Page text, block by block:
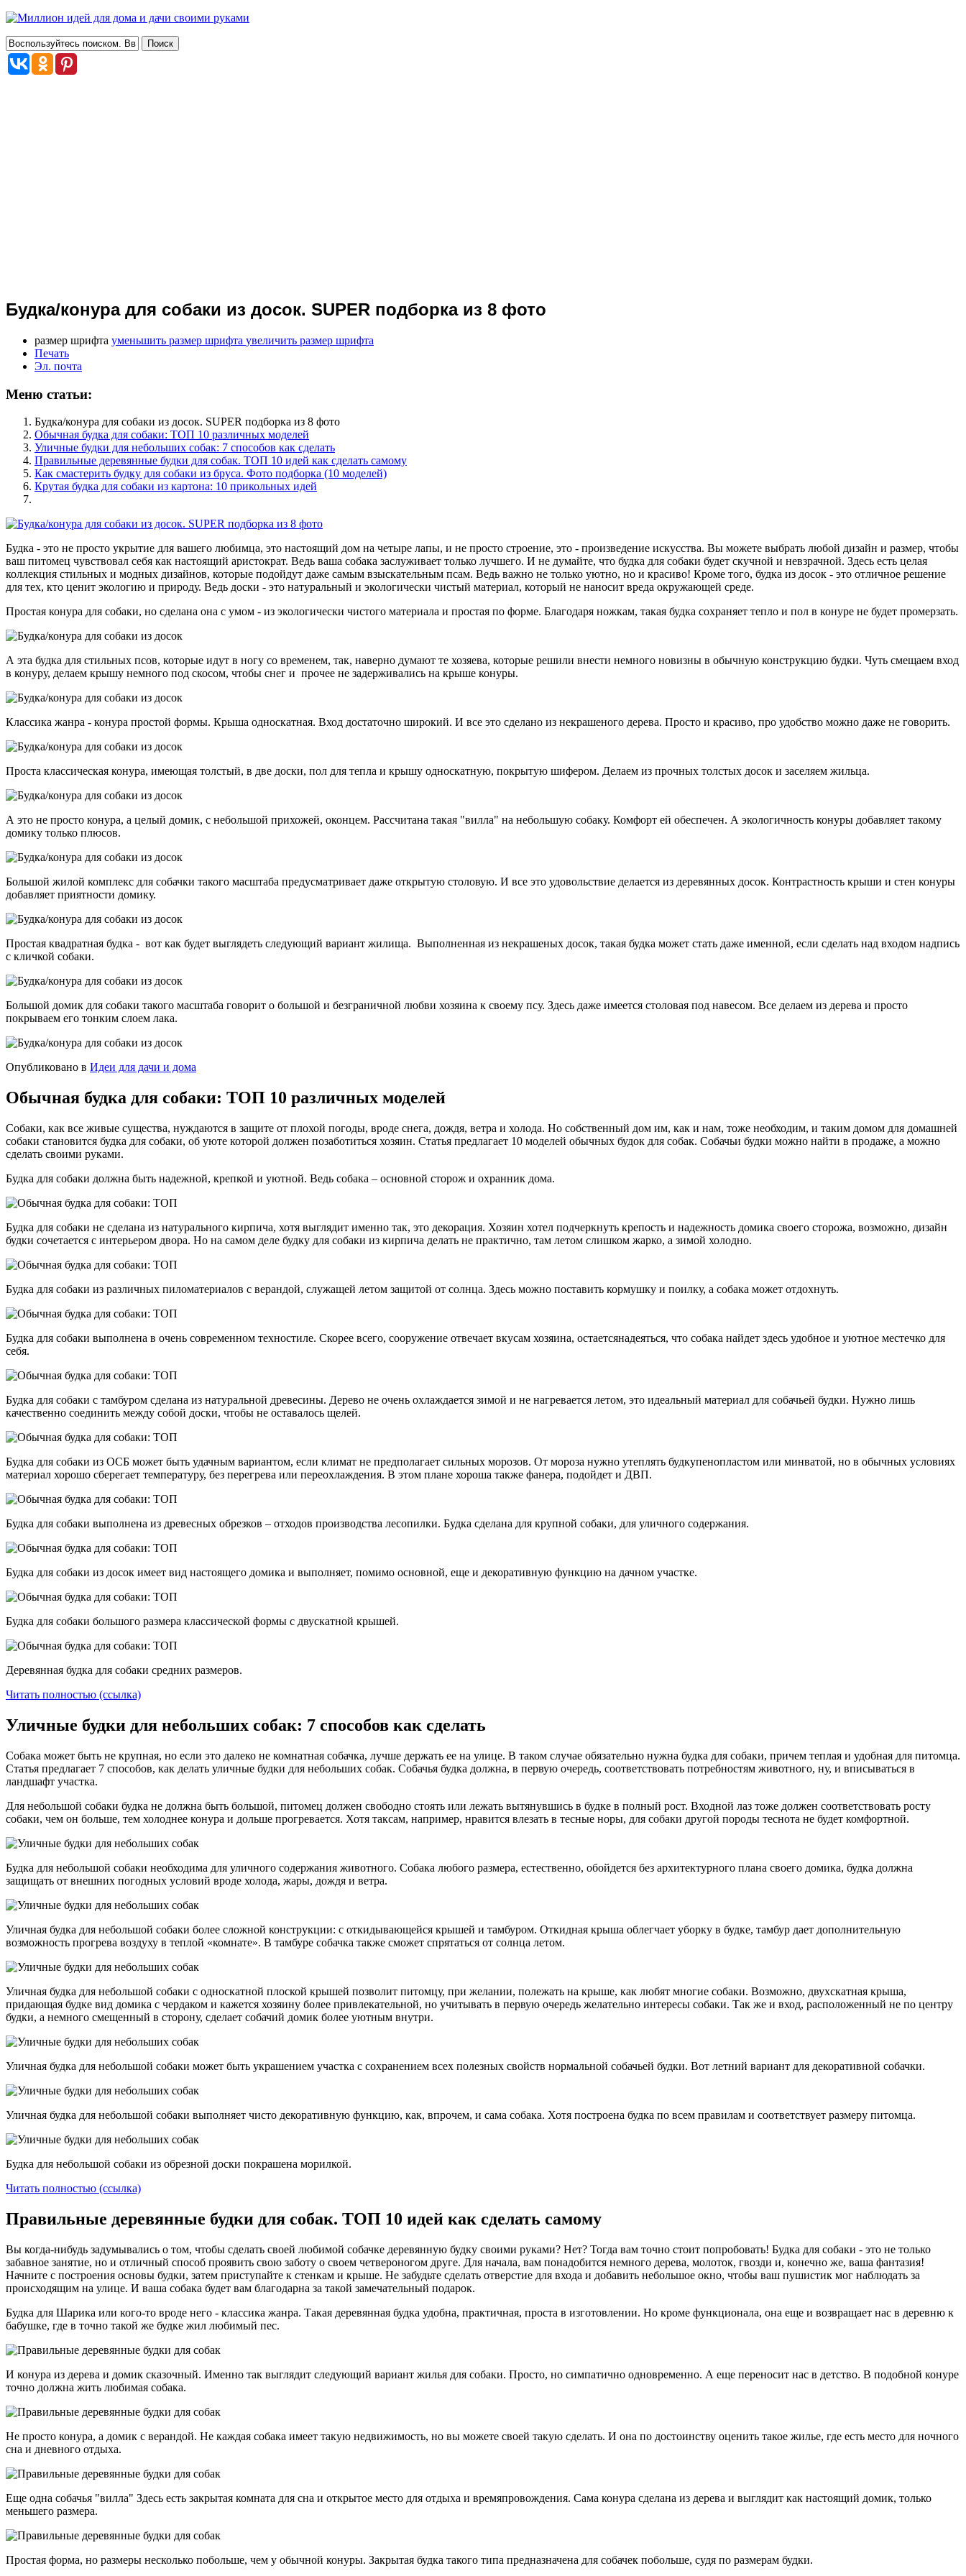
Будка/конура для собаки из досок. SUPER подборка из 8 фото
размер шрифта уменьшить размер шрифта увеличить размер шрифта
Печать
Эл. почта
Меню статьи:
Будка/конура для собаки из досок. SUPER подборка из 8 фото
Обычная будка для собаки: ТОП 10 различных моделей
Уличные будки для небольших собак: 7 способов как сделать
Правильные деревянные будки для собак. ТОП 10 идей как сделать самому
Как смастерить будку для собаки из бруса. Фото подборка (10 моделей)
Крутая будка для собаки из картона: 10 прикольных идей
Будка - это не просто укрытие для вашего любимца, это настоящий дом на четыре лапы, и не просто строение, это - произведение искусства. Вы можете выбрать любой дизайн и размер, чтобы
ваш питомец чувствовал себя как настоящий аристократ. Ведь ваша собака заслуживает только лучшего. И не думайте, что будка для собаки будет скучной и невзрачной. Здесь есть целая
коллекция стильных и модных дизайнов, которые подойдут даже самым взыскательным псам. Ведь важно не только уютно, но и красиво! Кроме того, будка из досок - это отличное решение
для тех, кто ценит экологию и природу. Ведь доски - это натуральный и экологически чистый материал, который не наносит вреда окружающей среде.
Простая конура для собаки, но сделана она с умом - из экологически чистого материала и простая по форме. Благодаря ножкам, такая будка сохраняет тепло и пол в конуре не будет промерзать.
А эта будка для стильных псов, которые идут в ногу со временем, так, наверно думают те хозяева, которые решили внести немного новизны в обычную конструкцию будки. Чуть смещаем вход
в конуру, делаем крышу немного под скосом, чтобы снег и прочее не задерживались на крыше конуры.
Классика жанра - конура простой формы. Крыша односкатная. Вход достаточно широкий. И все это сделано из некрашеного дерева. Просто и красиво, про удобство можно даже не говорить.
Проста классическая конура, имеющая толстый, в две доски, пол для тепла и крышу односкатную, покрытую шифером. Делаем из прочных толстых досок и заселяем жильца.
А это не просто конура, а целый домик, с небольшой прихожей, оконцем. Рассчитана такая "вилла" на небольшую собаку. Комфорт ей обеспечен. А экологичность конуры добавляет такому
домику только плюсов.
Большой жилой комплекс для собачки такого масштаба предусматривает даже открытую столовую. И все это удовольствие делается из деревянных досок. Контрастность крыши и стен конуры
добавляет приятности домику.
Простая квадратная будка - вот как будет выглядеть следующий вариант жилища. Выполненная из некрашеных досок, такая будка может стать даже именной, если сделать над входом надпись
с кличкой собаки.
Большой домик для собаки такого масштаба говорит о большой и безграничной любви хозяина к своему псу. Здесь даже имеется столовая под навесом. Все делаем из дерева и просто
покрываем его тонким слоем лака.
Опубликовано в Идеи для дачи и дома
Обычная будка для собаки: ТОП 10 различных моделей
Собаки, как все живые существа, нуждаются в защите от плохой погоды, вроде снега, дождя, ветра и холода. Но собственный дом им, как и нам, тоже необходим, и таким домом для домашней
собаки становится будка для собаки, об уюте которой должен позаботиться хозяин. Статья предлагает 10 моделей обычных будок для собак. Собачьи будки можно найти в продаже, а можно
сделать своими руками.
Будка для собаки должна быть надежной, крепкой и уютной. Ведь собака – основной сторож и охранник дома.
Будка для собаки не сделана из натурального кирпича, хотя выглядит именно так, это декорация. Хозяин хотел подчеркнуть крепость и надежность домика своего сторожа, возможно, дизайн
будки сочетается с интерьером двора. Но на самом деле будку для собаки из кирпича делать не практично, там летом слишком жарко, а зимой холодно.
Будка для собаки из различных пиломатериалов с верандой, служащей летом защитой от солнца. Здесь можно поставить кормушку и поилку, а собака может отдохнуть.
Будка для собаки выполнена в очень современном техностиле. Скорее всего, сооружение отвечает вкусам хозяина, остаетсянадеяться, что собака найдет здесь удобное и уютное местечко для
себя.
Будка для собаки с тамбуром сделана из натуральной древесины. Дерево не очень охлаждается зимой и не нагревается летом, это идеальный материал для собачьей будки. Нужно лишь
качественно соединить между собой доски, чтобы не оставалось щелей.
Будка для собаки из ОСБ может быть удачным вариантом, если климат не предполагает сильных морозов. От мороза нужно утеплять будкупенопластом или минватой, но в обычных условиях
материал хорошо сберегает температуру, без перегрева или переохлаждения. В этом плане хороша также фанера, подойдет и ДВП.
Будка для собаки выполнена из древесных обрезков – отходов производства лесопилки. Будка сделана для крупной собаки, для уличного содержания.
Будка для собаки из досок имеет вид настоящего домика и выполняет, помимо основной, еще и декоративную функцию на дачном участке.
Будка для собаки большого размера классической формы с двускатной крышей.
Деревянная будка для собаки средних размеров.
Читать полностью (ссылка)
Уличные будки для небольших собак: 7 способов как сделать
Собака может быть не крупная, но если это далеко не комнатная собачка, лучше держать ее на улице. В таком случае обязательно нужна будка для собаки, причем теплая и удобная для питомца.
Статья предлагает 7 способов, как делать уличные будки для небольших собак. Собачья будка должна, в первую очередь, соответствовать потребностям животного, ну, и вписываться в
ландшафт участка.
Для небольшой собаки будка не должна быть большой, питомец должен свободно стоять или лежать вытянувшись в будке в полный рост. Входной лаз тоже должен соответствовать росту
собаки, чем он больше, тем холоднее конура и дольше прогревается. Хотя таксам, например, нравится влезать в тесные норы, для собаки другой породы теснота не будет комфортной.
Будка для небольшой собаки необходима для уличного содержания животного. Собака любого размера, естественно, обойдется без архитектурного плана своего домика, будка должна
защищать от внешних погодных условий вроде холода, жары, дождя и ветра.
Уличная будка для небольшой собаки более сложной конструкции: с откидывающейся крышей и тамбуром. Откидная крыша облегчает уборку в будке, тамбур дает дополнительную
возможность прогрева воздуху в теплой «комнате». В тамбуре собачка также сможет спрятаться от солнца летом.
Уличная будка для небольшой собаки с односкатной плоской крышей позволит питомцу, при желании, полежать на крыше, как любят многие собаки. Возможно, двухскатная крыша,
придающая будке вид домика с чердаком и кажется хозяину более привлекательной, но учитывать в первую очередь желательно интересы собаки. Так же и вход, расположенный не по центру
будки, а немного смещенный в сторону, сделает собачий домик более уютным внутри.
Уличная будка для небольшой собаки может быть украшением участка с сохранением всех полезных свойств нормальной собачьей будки. Вот летний вариант для декоративной собачки.
Уличная будка для небольшой собаки выполняет чисто декоративную функцию, как, впрочем, и сама собака. Хотя построена будка по всем правилам и соответствует размеру питомца.
Будка для небольшой собаки из обрезной доски покрашена морилкой.
Читать полностью (ссылка)
Правильные деревянные будки для собак. ТОП 10 идей как сделать самому
Вы когда-нибудь задумывались о том, чтобы сделать своей любимой собачке деревянную будку своими руками? Нет? Тогда вам точно стоит попробовать! Будка для собаки - это не только
забавное занятие, но и отличный способ проявить свою заботу о своем четвероногом друге. Для начала, вам понадобится немного дерева, молоток, гвозди и, конечно же, ваша фантазия!
Начните с построения основы будки, затем приступайте к стенкам и крыше. Не забудьте сделать отверстие для входа и добавить небольшое окно, чтобы ваш пушистик мог наблюдать за
происходящим на улице. И ваша собака будет вам благодарна за такой замечательный подарок.
Будка для Шарика или кого-то вроде него - классика жанра. Такая деревянная будка удобна, практичная, проста в изготовлении. Но кроме функционала, она еще и возвращает нас в деревню к
бабушке, где в точно такой же будке жил любимый пес.
И конура из дерева и домик сказочный. Именно так выглядит следующий вариант жилья для собаки. Просто, но симпатично одновременно. А еще переносит нас в детство. В подобной конуре
точно должна жить любимая собака.
Не просто конура, а домик с верандой. Не каждая собака имеет такую недвижимость, но вы можете своей такую сделать. И она по достоинству оценить такое жилье, где есть место для ночного
сна и дневного отдыха.
Еще одна собачья "вилла" Здесь есть закрытая комната для сна и открытое место для отдыха и времяпровождения. Сама конура сделана из дерева и выглядит как настоящий домик, только
меньшего размера.
Простая форма, но размеры несколько побольше, чем у обычной конуры. Закрытая будка такого типа предназначена для собачек побольше, судя по размерам будки.